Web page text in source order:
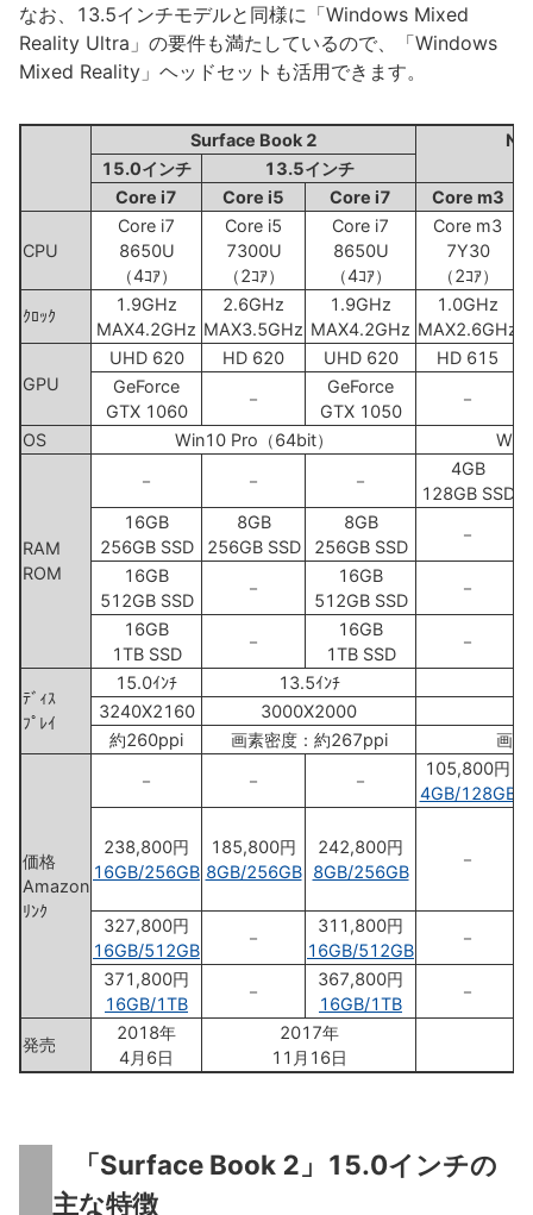
なお、13.5インチモデルと同様に「Windows Mixed
Reality Ultra」の要件も満たしているので、「Windows
Mixed Reality」ヘッドセットも活用できます。
Surface Book 2
15.0インチ
13.5インチ
Core i7
Core i5 Core i7 Core m3
CPU
Core i7
8650U
（4ｺｱ）
Core i5
7300U
（2ｺｱ）
Core i7
8650U
（4ｺｱ）
Core m3
7Y30
（2ｺｱ）
ｸﾛｯｸ
1.9GHz
MAX4.2GHz
2.6GHz
MAX3.5GHz
1.9GHz
MAX4.2GHz
1.0GHz
MAX2.6GHz
GPU
UHD 620 HD 620 UHD 620
HD 615
GeForce
GTX 1060
－
GeForce
GTX 1050
－
OS Win10 Pro（64bit）
RAM
ROM
－ － －
4GB
128GB SSD
16GB
256GB SSD
8GB
256GB SSD
8GB
256GB SSD
－
16GB
512GB SSD
－
16GB
512GB SSD
－
16GB
1TB SSD
－
16GB
1TB SSD
－
ﾃﾞｨｽ
ﾌﾟﾚｲ
15.0ｲﾝﾁ
13.5ｲﾝﾁ
3240X2160
3000X2000
約260ppi
画素密度：約267ppi 画
価格
Amazon
ﾘﾝｸ
－ － －
105,800円
4GB/128GB
238,800円
16GB/256GB
185,800円
8GB/256GB
242,800円
8GB/256GB
－
327,800円
16GB/512GB
－
311,800円
16GB/512GB
－
371,800円
16GB/1TB
－
367,800円
16GB/1TB
－
発売
2018年
4月6日
2017年
11月16日
「Surface Book 2」15.0インチの
主な特徴